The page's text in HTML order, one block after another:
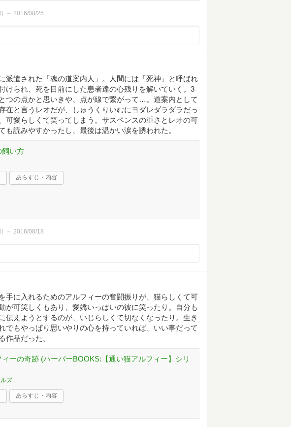
) 2016/08/25
派遣された「魂の道案内人」。人間には「死神」と呼ばれ
けられ、死を目前にした患者達の心残りを解いていく。3
つの点かと思いきや、点が線で繋がって…。道案内として
在と言うレオだが、しゅうくりいむにヨダレダラダラだっ
可愛らしくて笑ってしまう。サスペンスの重さとレオの可
も読みやすかったし、最後は温かい涙を誘われた。
飼い方
あらすじ・内容
) 2016/08/18
手に入れるためのアルフィーの奮闘振りが、猫らしくて可
が可笑しくもあり、愛嬌いっぱいの彼に笑ったり。自分も
伝えようとするのが、いじらしくて切なくなったり。生き
でもやっぱり思いやりの心を持っていれば、いい事だって
作品だった。
ーの奇跡 (ハーパーBOOKS:【通い猫アルフィー】シリ
ズ
あらすじ・内容